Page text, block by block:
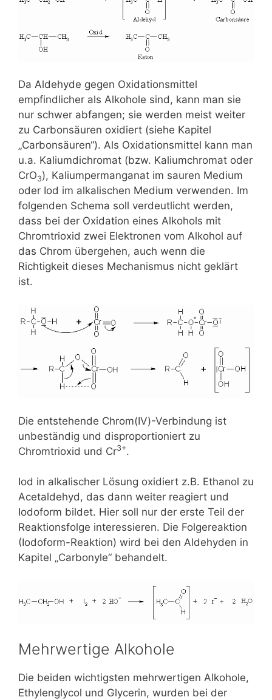
Da Aldehyde gegen Oxidationsmittel
empfindlicher als Alkohole sind, kann man sie
nur schwer abfangen; sie werden meist weiter
zu Carbonsäuren oxidiert (siehe Kapitel
„Carbonsäuren“). Als Oxidationsmittel kann man
u.a. Kaliumdichromat (bzw. Kaliumchromat oder
CrO3), Kaliumpermanganat im sauren Medium
oder Iod im alkalischen Medium verwenden. Im
folgenden Schema soll verdeutlicht werden,
dass bei der Oxidation eines Alkohols mit
Chromtrioxid zwei Elektronen vom Alkohol auf
das Chrom übergehen, auch wenn die
Richtigkeit dieses Mechanismus nicht geklärt
ist.
Die entstehende Chrom(IV)-Verbindung ist
unbeständig und disproportioniert zu
Chromtrioxid und Cr3+.
Iod in alkalischer Lösung oxidiert z.B. Ethanol zu
Acetaldehyd, das dann weiter reagiert und
Iodoform bildet. Hier soll nur der erste Teil der
Reaktionsfolge interessieren. Die Folgereaktion
(Iodoform-Reaktion) wird bei den Aldehyden in
Kapitel „Carbonyle“ behandelt.
Mehrwertige Alkohole
Die beiden wichtigsten mehrwertigen Alkohole,
Ethylenglycol und Glycerin, wurden bei der